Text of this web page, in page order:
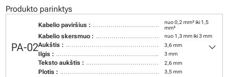
Produkto parinktys
PA-02
Kabelio paviršius :
nuo 0,2 mm² iki 1,5
mm²
Kabelio skersmuo : nuo 1,3 mm iki 3 mm
Aukštis : 3,6 mm
Ilgis : 3 mm
Teksto aukštis : 2,6 mm
Plotis : 3,5 mm
keyboard_arrow_down